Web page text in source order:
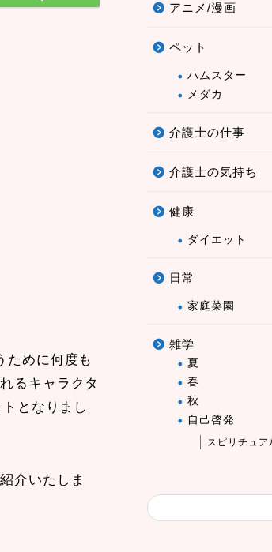
ために何度も
るキャラクタ
となりまし
介いたしま
アニメ/漫画
ペット
ハムスター
メダカ
介護士の仕事
介護士の気持ち
健康
ダイエット
日常
家庭菜園
雑学
夏
春
秋
自己啓発
スピリチュア